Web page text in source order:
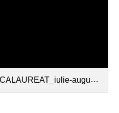
august 2026.pdf